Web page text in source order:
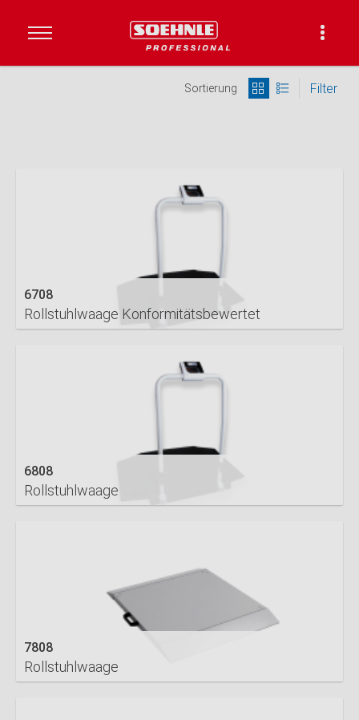
Sortierung Filter
6708
Rollstuhlwaage Konformitätsbewertet
6808
Rollstuhlwaage
7808
Rollstuhlwaage